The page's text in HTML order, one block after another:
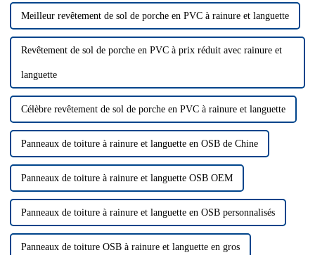
Meilleur revêtement de sol de porche en PVC à rainure et languette
Revêtement de sol de porche en PVC à prix réduit avec rainure et
languette
Célèbre revêtement de sol de porche en PVC à rainure et languette
Panneaux de toiture à rainure et languette en OSB de Chine
Panneaux de toiture à rainure et languette OSB OEM
Panneaux de toiture à rainure et languette en OSB personnalisés
Panneaux de toiture OSB à rainure et languette en gros